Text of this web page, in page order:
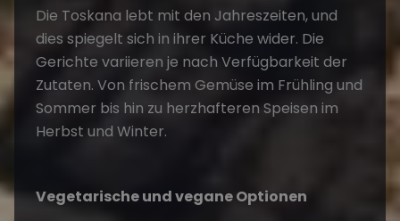
Die Toskana lebt mit den Jahreszeiten, und
dies spiegelt sich in ihrer Küche wider. Die
Gerichte variieren je nach Verfügbarkeit der
Zutaten. Von frischem Gemüse im Frühling und
Sommer bis hin zu herzhafteren Speisen im
Herbst und Winter.
Vegetarische und vegane Optionen